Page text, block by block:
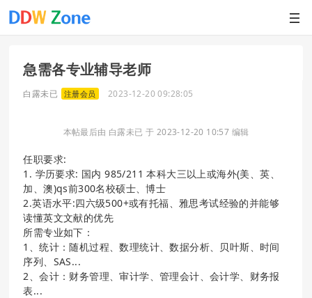
急需各专业辅导老师
白露未已 注册会员 2023-12-20 09:28:05
本帖最后由 白露未已 于 2023-12-20 10:57 编辑
任职要求:
1. 学历要求: 国内 985/211 本科大三以上或海外(美、英、
加、澳)qs前300名校硕士、博士
2.英语水平:四六级500+或有托福、雅思考试经验的并能够
读懂英文文献的优先
所需专业如下：
1、统计：随机过程、数理统计、数据分析、贝叶斯、时间
序列、SAS...
2、会计：财务管理、审计学、管理会计、会计学、财务报
表...